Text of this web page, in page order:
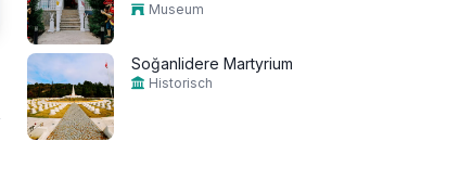
Museum
Soğanlidere Martyrium
Historisch